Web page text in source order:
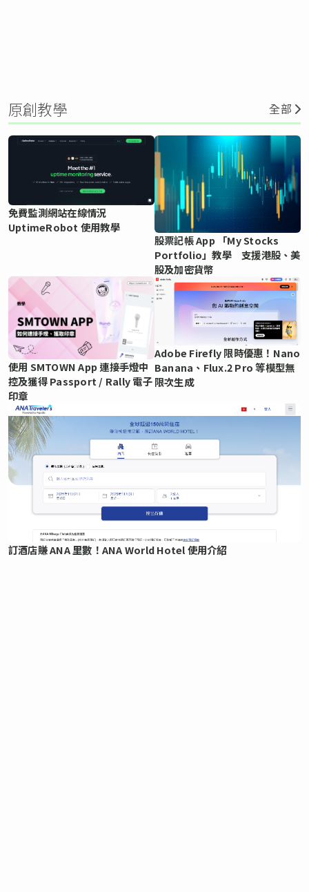
原創教學 全部
免費監測網站在線情況
UptimeRobot 使用教學
股票記帳 App 「My Stocks
Portfolio」教學 支援港股、美
股及加密貨幣
使用 SMTOWN App 連接手燈中
控及獲得 Passport / Rally 電子
印章
Adobe Firefly 限時優惠！Nano
Banana、Flux.2 Pro 等模型無
限次生成
訂酒店賺 ANA 里數！ANA World Hotel 使用介紹